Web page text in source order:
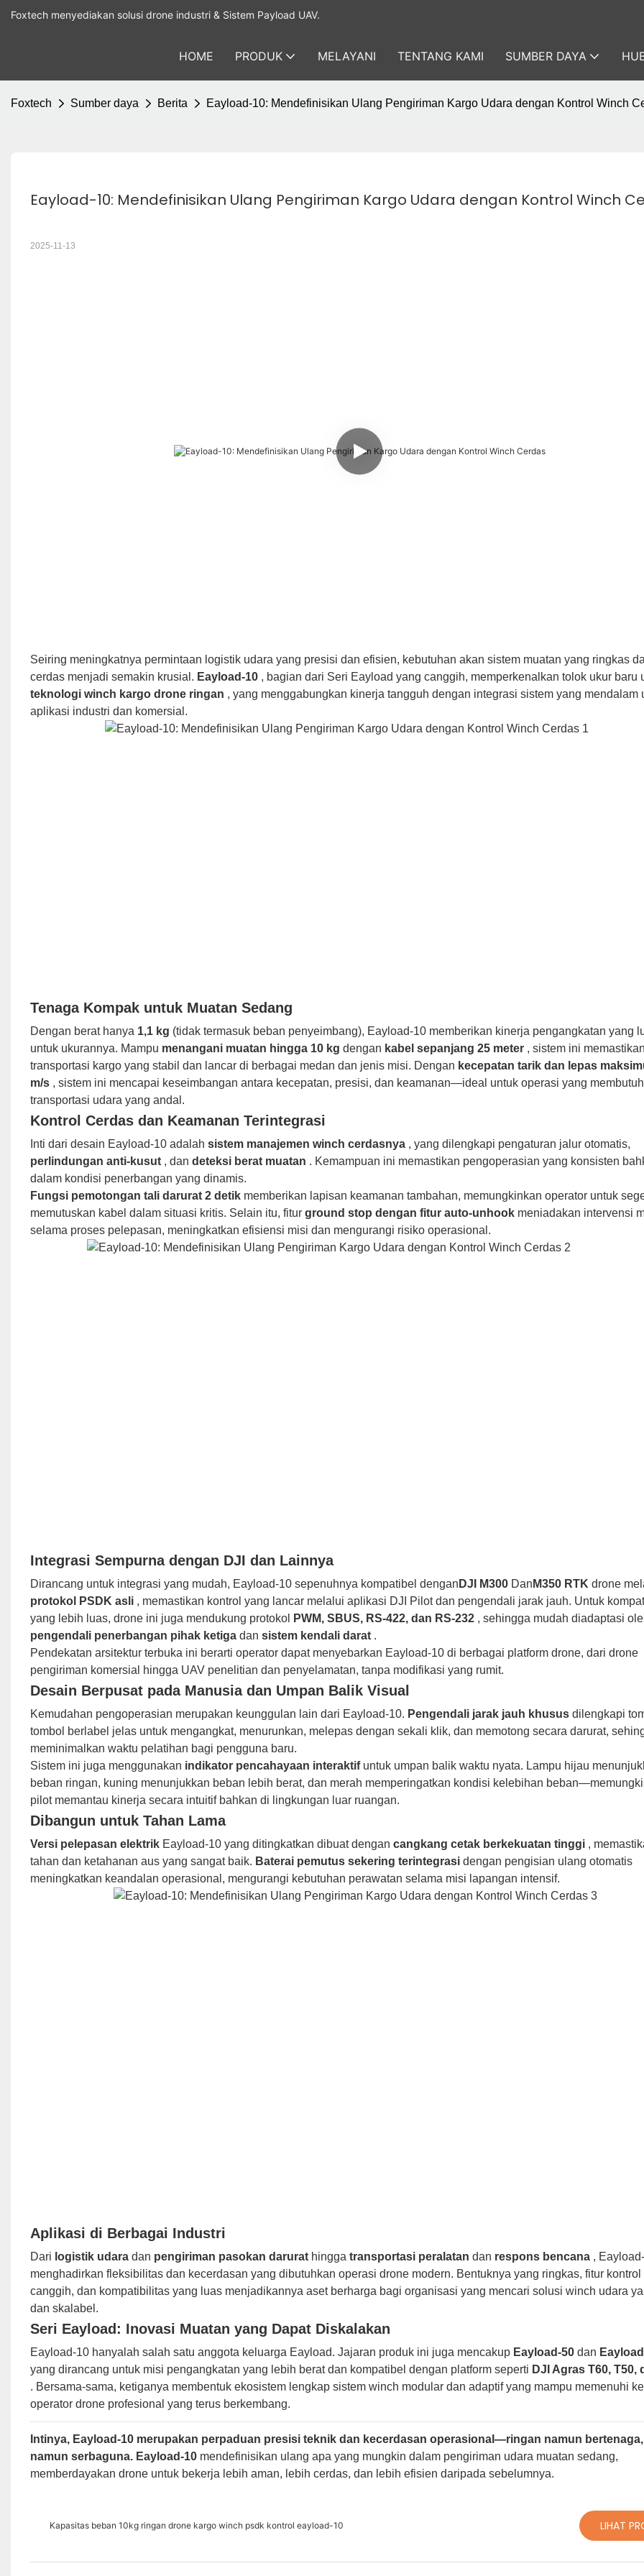
Foxtech menyediakan solusi drone industri & Sistem Payload UAV.
HOME PRODUK MELAYANI TENTANG KAMI SUMBER DAYA
Foxtech Sumber daya Berita Eayload-10: Mendefinisikan Ulang Pengiriman Kargo Udara dengan Kontrol Winch
Eayload-10: Mendefinisikan Ulang Pengiriman Kargo Udara dengan Kontrol Winch
2025-11-13
Seiring meningkatnya permintaan logistik udara yang presisi dan efisien, kebutuhan akan sistem muatan yang ringkas
cerdas menjadi semakin krusial. Eayload-10, bagian dari Seri Eayload yang canggih, memperkenalkan tolok ukur baru
teknologi winch kargo drone ringan , yang menggabungkan kinerja tangguh dengan integrasi sistem yang mendalam
aplikasi industri dan komersial.
Tenaga Kompak untuk Muatan Sedang
Dengan berat hanya 1,1 kg (tidak termasuk beban penyeimbang), Eayload-10 memberikan kinerja pengangkatan yang
untuk ukurannya. Mampu menangani muatan hingga 10 kg dengan kabel sepanjang 25 meter, sistem ini memastikan
transportasi kargo yang stabil dan lancar di berbagai medan dan jenis misi. Dengan kecepatan tarik dan lepas
m/s, sistem ini mencapai keseimbangan antara kecepatan, presisi, dan keamanan—ideal untuk operasi yang
transportasi udara yang andal.
Kontrol Cerdas dan Keamanan Terintegrasi
Inti dari desain Eayload-10 adalah sistem manajemen winch cerdasnya, yang dilengkapi pengaturan jalur otomatis,
perlindungan anti-kusut, dan deteksi berat muatan . Kemampuan ini memastikan pengoperasian yang konsisten
dalam kondisi penerbangan yang dinamis.
Fungsi pemotongan tali darurat 2 detikmemberikan lapisan keamanan tambahan, memungkinkan operator untuk
memutuskan kabel dalam situasi kritis. Selain itu, fitur ground stop dengan fitur auto-unhookmeniadakan intervensi
selama proses pelepasan, meningkatkan efisiensi misi dan mengurangi risiko operasional.
Integrasi Sempurna dengan DJI dan Lainnya
Dirancang untuk integrasi yang mudah, Eayload-10 sepenuhnya kompatibel dengan DJI M300Dan M350 RTK drone
protokol PSDK asli, memastikan kontrol yang lancar melalui aplikasi DJI Pilot dan pengendali jarak jauh. Untuk
yang lebih luas, drone ini juga mendukung protokol
PWM, SBUS, RS-422, dan RS-232, sehingga mudah diadaptasi
pengendali penerbangan pihak ketigadan sistem kendali darat.
Pendekatan arsitektur terbuka ini berarti operator dapat menyebarkan Eayload-10 di berbagai platform drone, dari drone
pengiriman komersial hingga UAV penelitian dan penyelamatan, tanpa modifikasi yang rumit.
Desain Berpusat pada Manusia dan Umpan Balik Visual
Kemudahan pengoperasian merupakan keunggulan lain dari Eayload-10. Pengendali jarak jauh khususdilengkapi
tombol berlabel jelas untuk mengangkat, menurunkan, melepas dengan sekali klik, dan memotong secara darurat,
meminimalkan waktu pelatihan bagi pengguna baru.
Sistem ini juga menggunakan indikator pencahayaan interaktifuntuk umpan balik waktu nyata. Lampu hijau
beban ringan, kuning menunjukkan beban lebih berat, dan merah memperingatkan kondisi kelebihan
pilot memantau kinerja secara intuitif bahkan di lingkungan luar ruangan.
Dibangun untuk Tahan Lama
Versi pelepasan elektrikEayload-10 yang ditingkatkan dibuat dengan cangkang cetak berkekuatan tinggi,
tahan dan ketahanan aus yang sangat baik. Baterai pemutus sekering terintegrasidengan pengisian ulang otomatis
meningkatkan keandalan operasional, mengurangi kebutuhan perawatan selama misi lapangan intensif.
Aplikasi di Berbagai Industri
Dari logistik udaradan pengiriman pasokan darurathingga transportasi peralatan dan respons bencana,
menghadirkan fleksibilitas dan kecerdasan yang dibutuhkan operasi drone modern. Bentuknya yang ringkas, fitur kontrol
canggih, dan kompatibilitas yang luas menjadikannya aset berharga bagi organisasi yang mencari solusi winch udara
dan skalabel.
Seri Eayload: Inovasi Muatan yang Dapat Diskalakan
Eayload-10 hanyalah salah satu anggota keluarga Eayload. Jajaran produk ini juga mencakup Eayload-50dan
yang dirancang untuk misi pengangkatan yang lebih berat dan kompatibel dengan platform seperti DJI Agras T60, T50,
. Bersama-sama, ketiganya membentuk ekosistem lengkap sistem winch modular dan adaptif yang mampu memenuhi
operator drone profesional yang terus berkembang.
Intinya, Eayload-10 merupakan perpaduan presisi teknik dan kecerdasan operasional—ringan namun
namun serbaguna. Eayload-10mendefinisikan ulang apa yang mungkin dalam pengiriman udara muatan sedang,
memberdayakan drone untuk bekerja lebih aman, lebih cerdas, dan lebih efisien daripada sebelumnya.
Kapasitas beban 10kg ringan drone kargo winch psdk kontrol eayload-10 LIHAT